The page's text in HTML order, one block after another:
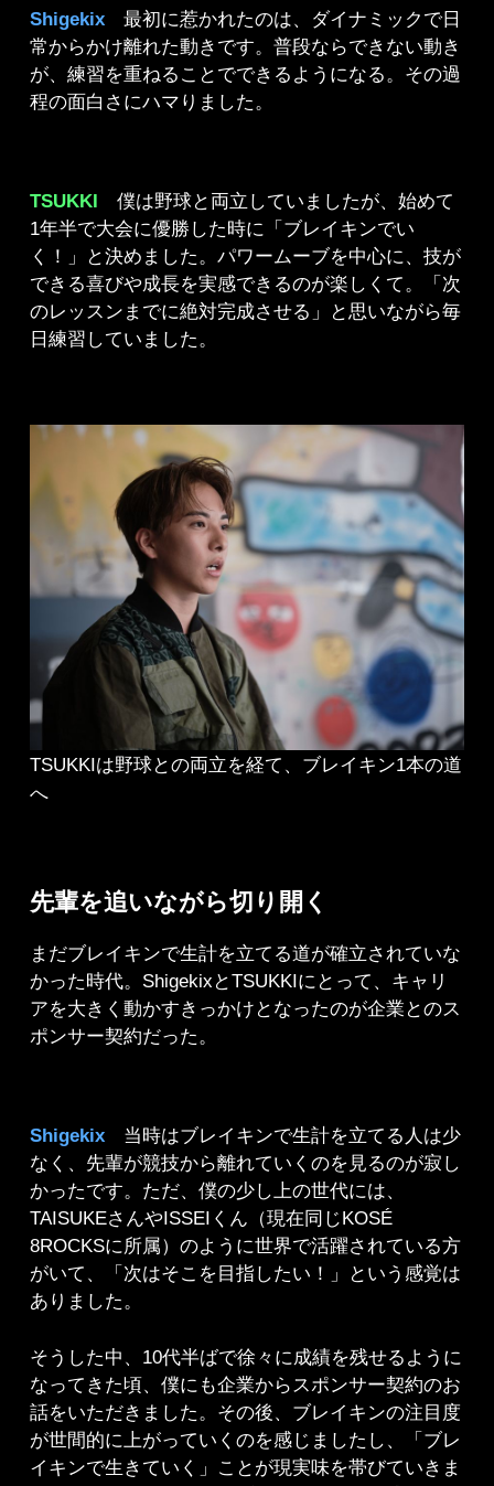
Shigekix 最初に惹かれたのは、ダイナミックで日
常からかけ離れた動きです。普段ならできない動き
が、練習を重ねることでできるようになる。その過
程の面白さにハマりました。
TSUKKI 僕は野球と両立していましたが、始めて
1年半で大会に優勝した時に「ブレイキンでい
く！」と決めました。パワームーブを中心に、技が
できる喜びや成長を実感できるのが楽しくて。「次
のレッスンまでに絶対完成させる」と思いながら毎
日練習していました。
TSUKKIは野球との両立を経て、ブレイキン1本の道
へ
先輩を追いながら切り開く
まだブレイキンで生計を立てる道が確立されていな
かった時代。ShigekixとTSUKKIにとって、キャリ
アを大きく動かすきっかけとなったのが企業とのス
ポンサー契約だった。
Shigekix 当時はブレイキンで生計を立てる人は少
なく、先輩が競技から離れていくのを見るのが寂し
かったです。ただ、僕の少し上の世代には、
TAISUKEさんやISSEIくん（現在同じKOSÉ
8ROCKSに所属）のように世界で活躍されている方
がいて、「次はそこを目指したい！」という感覚は
ありました。
そうした中、10代半ばで徐々に成績を残せるように
なってきた頃、僕にも企業からスポンサー契約のお
話をいただきました。その後、ブレイキンの注目度
が世間的に上がっていくのを感じましたし、「ブレ
イキンで生きていく」ことが現実味を帯びていきま